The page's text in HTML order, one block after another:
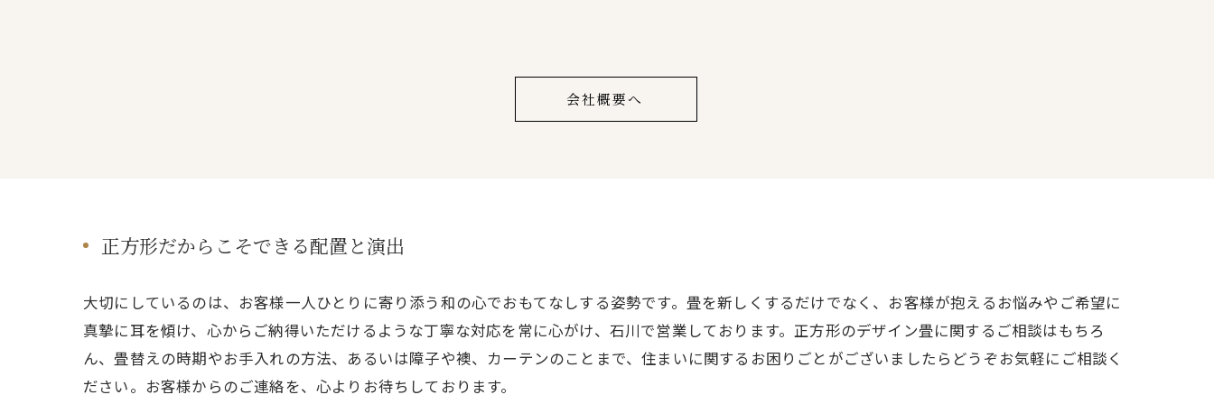
会社概要へ
正方形だからこそできる配置と演出
大切にしているのは、お客様一人ひとりに寄り添う和の心でおもてなしする姿勢です。畳を新しくするだけでなく、お客様が抱えるお悩みやご希望に
真摯に耳を傾け、心からご納得いただけるような丁寧な対応を常に心がけ、石川で営業しております。正方形のデザイン畳に関するご相談はもちろ
ん、畳替えの時期やお手入れの方法、あるいは障子や襖、カーテンのことまで、住まいに関するお困りごとがございましたらどうぞお気軽にご相談く
ださい。お客様からのご連絡を、心よりお待ちしております。